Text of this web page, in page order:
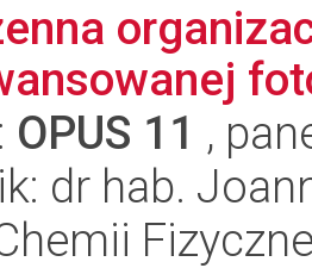
OPUS 11 ,
dr hab.